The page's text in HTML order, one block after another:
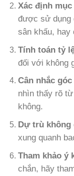
Xác định
được sử dụng
sân khấu, hay
Tính toán tỷ
đối với không
Cân nhắc
nhìn thấy rõ
không.
Dự trù không
xung quanh
Tham khảo ý
chắn, hãy